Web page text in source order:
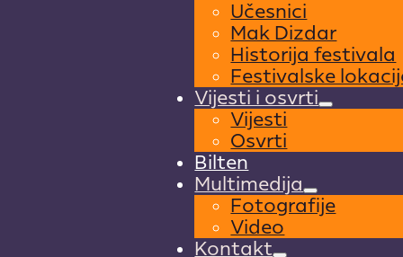
Učesnici
Mak Dizdar
Historija festivala
Festivalske
Vijesti i osvrti
Vijesti
Osvrti
Bilten
Multimedija
Fotografije
Video
Kontakt